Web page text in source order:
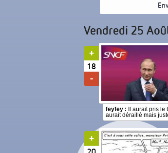
Vendredi 25
18
feyfey : Il aurait pris
aurait déraillé mais